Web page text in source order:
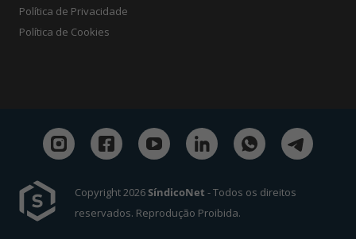
Política de Privacidade
Política de Cookies
Copyright 2026SíndicoNet - Todos os direitos
reservados. Reprodução Proibida.